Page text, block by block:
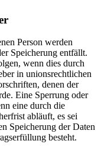
Person werden
Speicherung entfällt.
wenn dies durch
in unionsrechtlichen
denen der
Eine Sperrung oder
eine durch die
abläuft, es sei
Speicherung der Daten
besteht.